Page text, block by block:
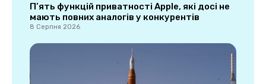
П’ять функцій приватності Apple, які досі не
мають повних аналогів у конкурентів
8 Серпня 2026